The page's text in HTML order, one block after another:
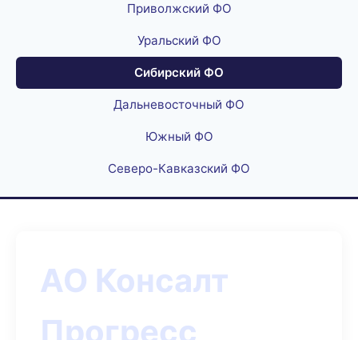
Приволжский ФО
Уральский ФО
Сибирский ФО
Дальневосточный ФО
Южный ФО
Северо-Кавказский ФО
АО Консалт
Прогресс